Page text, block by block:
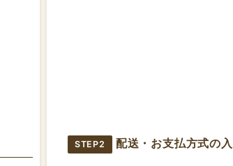
STEP2 配送・お支払方式の